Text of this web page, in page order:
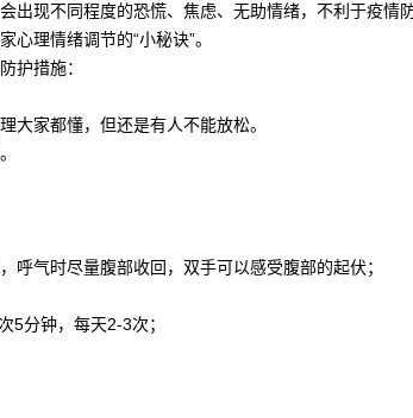
现不同程度的恐慌、焦虑、无助情绪，不利于疫情防
理情绪调节的“小秘诀”。
护措施：
大家都懂，但还是有人不能放松。
呼气时尽量腹部收回，双手可以感受腹部的起伏；
5分钟，每天2-3次；